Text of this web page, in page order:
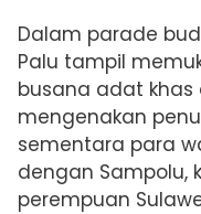
Dalam parade
Palu tampil
busana adat khas
mengenakan
sementara para
dengan Sampolu,
perempuan